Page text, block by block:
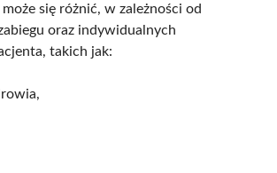
się różnić, w zależności od
oraz indywidualnych
takich jak: